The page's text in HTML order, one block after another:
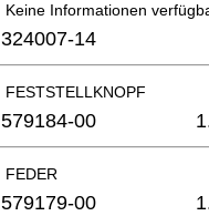
Keine Informationen
324007-14
FESTSTELLKNOPF
579184-00
FEDER
579179-00